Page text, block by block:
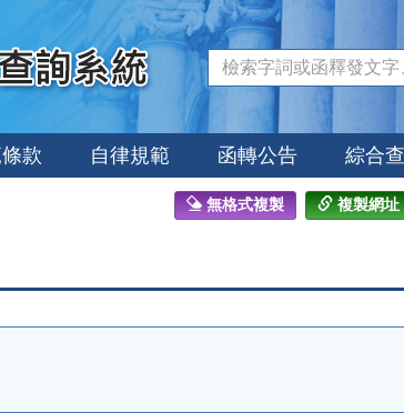
款 自律規範 函轉公告 綜合
無格式複製 複製網址